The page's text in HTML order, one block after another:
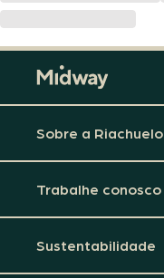
Sobre a Riachuelo
Trabalhe conosco
Sustentabilidade